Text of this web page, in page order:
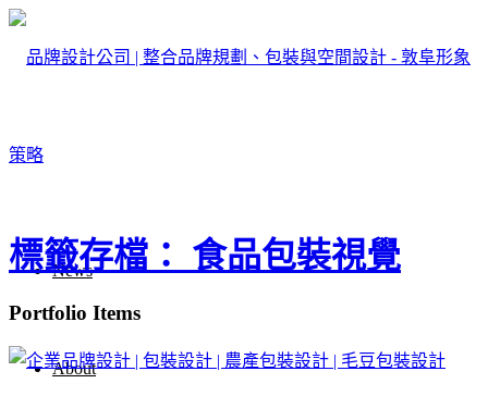
News
About
標籤存檔： 食品包裝視覺
Portfolio Items